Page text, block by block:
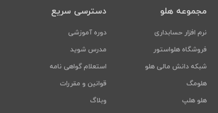
مجموعه هلو
نرم افزار حسابداری
فروشگاه هلواستور
شبکه دانش مالی هلو
هلومگ
هلو هلپ
دسترسی سریع
دوره آموزشی
مدرس شوید
استعلام گواهی نامه
قوانین و مقررات
وبلاگ